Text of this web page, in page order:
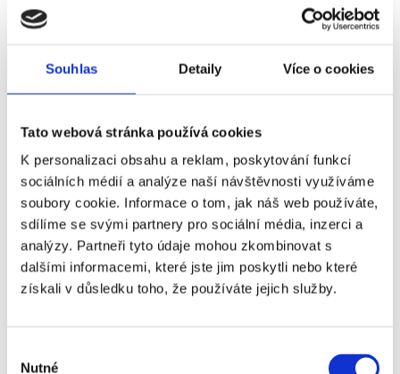
Souhlas Detaily Více o cookies
Tato webová stránka používá cookies
K personalizaci obsahu a reklam, poskytování funkcí
sociálních médií a analýze naší návštěvnosti využíváme
soubory cookie. Informace o tom, jak náš web používáte,
sdílíme se svými partnery pro sociální média, inzerci a
analýzy. Partneři tyto údaje mohou zkombinovat s
dalšími informacemi, které jste jim poskytli nebo které
získali v důsledku toho, že používáte jejich služby.
Nutné
funkce
parkování sklep výtah
cena
49 000 Kč